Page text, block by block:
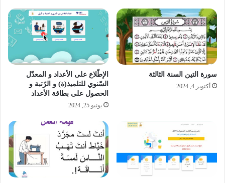
سورة التين السنة الثالثة
أكتوبر 4, 2024
الإطّلاع على الأعداد و المعدّل
السّنوي للتلميذ(ة) و الرّتبة و
الحصول على بطاقة الأعداد
يونيو 25, 2024